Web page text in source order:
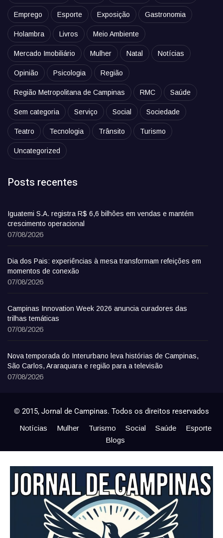
Emprego Esporte Exposição Gastronomia
Holambra Livros Meio Ambiente
Mercado Imobiliário Mulher Natal Notícias
Opinião Psicologia Região
Região Metropolitana de Campinas RMC Saúde
Sem categoria Serviço Social Sociedade
Teatro Tecnologia Trânsito Turismo
Uncategorized
Posts recentes
Iguatemi S.A. registra R$ 6,6 bilhões em vendas e mantém
crescimento operacional
07/08/2026
Dia dos Pais: experiências à mesa transformam refeições em
momentos de conexão
07/08/2026
Campinas Innovation Week 2026 anuncia curadores das
trilhas temáticas
07/08/2026
Nova temporada do Interurbano leva histórias de Campinas,
São Carlos, Araraquara e região para a televisão
07/08/2026
© 2015, Jornal de Campinas. Todos os direitos reservados
Notícias Mulher Turismo Social Saúde
Esporte
Blogs